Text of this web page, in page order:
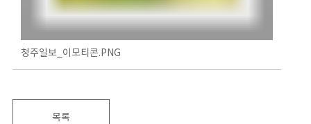
청주일보_이모티콘.PNG
목록